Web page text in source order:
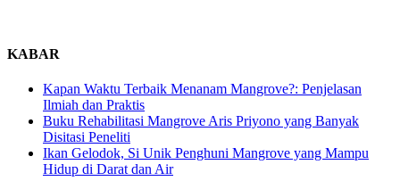
KABAR
Kapan Waktu Terbaik Menanam Mangrove?: Penjelasan
Ilmiah dan Praktis
Buku Rehabilitasi Mangrove Aris Priyono yang Banyak
Disitasi Peneliti
Ikan Gelodok, Si Unik Penghuni Mangrove yang Mampu
Hidup di Darat dan Air